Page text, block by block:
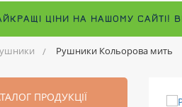
ЦІНИ НА НАШОМУ САЙТІ!
Рушники Кольорова мить
ПРОДУКЦІЇ